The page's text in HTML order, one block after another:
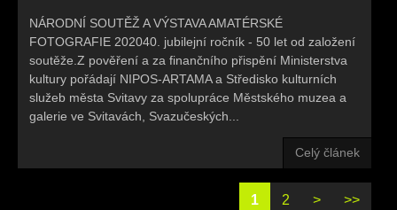
NÁRODNÍ SOUTĚŽ A VÝSTAVA AMATÉRSKÉ
FOTOGRAFIE 202040. jubilejní ročník - 50 let od založení
soutěže.Z pověření a za finančního přispění Ministerstva
kultury pořádají NIPOS-ARTAMA a Středisko kulturních
služeb města Svitavy za spolupráce Městského muzea a
galerie ve Svitavách, Svazučeských...
Celý článek
1 2 > >>